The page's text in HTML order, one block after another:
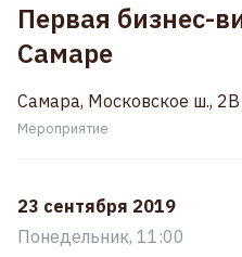
Первая бизнес-
Самаре
Самара, Московское ш., 2В
Мероприятие
23 сентября 2019
Понедельник, 11:00